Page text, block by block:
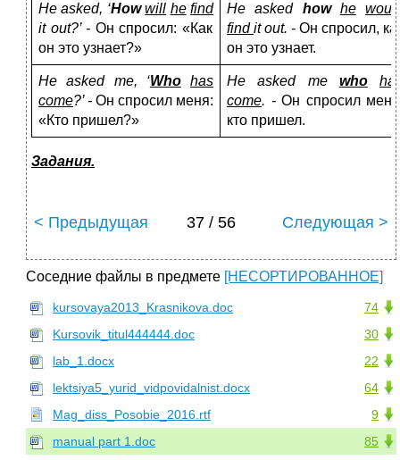
He asked, ‘How will he find
it out?’ - Он спросил: «Как
он это узнает?»
He asked how he
findit out. - Он спросил,
он это узнает.
He asked me, ‘Who
has
come?’ - Он спросил меня:
«Кто пришел?»
He asked me who
come. - Он спросил
кто пришел.
Задания.
< Предыдущая 37 / 56 Следующая >
Соседние файлы в предмете [НЕСОРТИРОВАННОЕ]
74
kursovaya2013_Krasnikova.doc
30
Kursovik_titul444444.doc
22
lab_1.docx
64
lektsiya5_yurid_vidpovidalnist.docx
9
Mag_diss_Posobie_2016.rtf
85
manual part 1.doc